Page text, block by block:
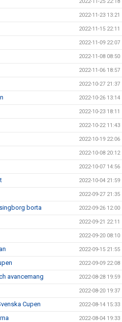
2022-11-23 13:21
2022-11-15 22:11
2022-11-09 22:07
2022-11-08 08:50
2022-11-06 18:57
2022-10-27 21:37
2022-10-26 13:14
2022-10-23 18:11
2022-10-22 11:43
2022-10-19 22:06
2022-10-08 20:12
2022-10-07 14:56
2022-10-04 21:59
2022-09-27 21:35
borta 2022-09-26 12:00
2022-09-21 22:11
2022-09-20 08:10
2022-09-15 21:55
2022-09-09 22:08
avancemang 2022-08-28 19:59
2022-08-20 19:37
Cupen 2022-08-14 15:33
2022-08-04 19:33